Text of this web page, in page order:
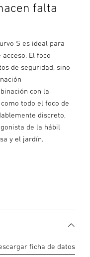
falta
S es ideal para
El foco
de seguridad, sino
con la
todo el foco de
discreto,
de la hábil
y el jardín.
ficha de datos